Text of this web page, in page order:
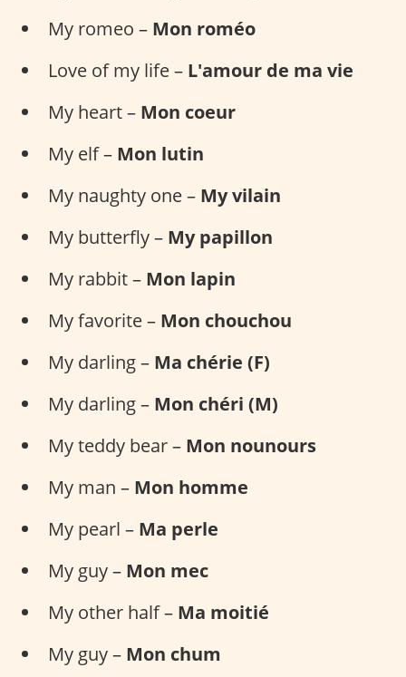
My romeo – Mon roméo
Love of my life – L'amour de ma vie
My heart – Mon coeur
My elf – Mon lutin
My naughty one – My vilain
My butterfly – My papillon
My rabbit – Mon lapin
My favorite – Mon chouchou
My darling – Ma chérie (F)
My darling – Mon chéri (M)
My teddy bear – Mon nounours
My man – Mon homme
My pearl – Ma perle
My guy – Mon mec
My other half – Ma moitié
My guy – Mon chum